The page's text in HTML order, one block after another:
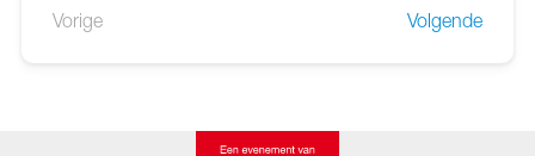
Vorige Volgende